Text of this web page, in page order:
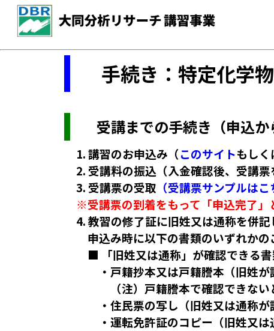
手続き：特定化学
受講までの手続き（申込か
1. 講習のお申込み（このサイトもしく
2. 受講料の振込（入金確認後、受講
3. 受講票の受取 （受講票サンプルはこ
※受講票の到着をもって「申込完了」
4. 教習の修了証に旧姓又は通称を併記
申込み時に以下の書類のいずれかの
■ 「旧姓又は通称」が確認できる書
・戸籍抄本又は戸籍謄本（旧姓が
（注）戸籍謄本で確認できないと
・住民票の写し（旧姓又は通称が
・運転免許証のコピー（旧姓又は